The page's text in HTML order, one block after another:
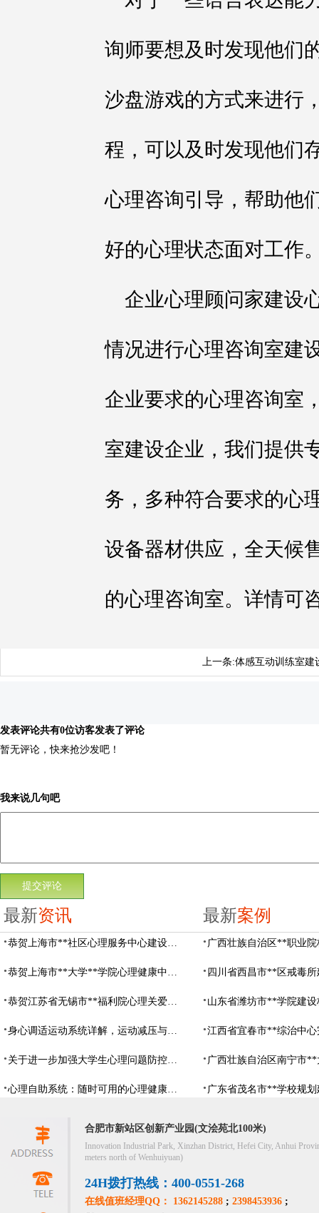
询师要想及时发现他们
沙盘游戏的方式来进行
程，可以及时发现他们
心理咨询引导，帮助他
好的心理状态面对工作
企业心理顾问家建设
情况进行心理咨询室建
企业要求的心理咨询室
室建设企业，我们提供
务，多种符合要求的心
设备器材供应，全天候
的心理咨询室。详情可
上一条:体感互动训练室建
发表评论共有0位访客发表了评论
暂无评论，快来抢沙发吧！
我来说几句吧
最新资讯
恭贺上海市**社区心理服务中心建设项目由阳光心健代理商中标
恭贺上海市**大学**学院心理健康中心建设项目由阳光心健代理商中标
恭贺江苏省无锡市**福利院心理关爱中心建设项目由阳光心健代理商中标
身心调适运动系统详解，运动减压与心理调适全指南
关于进一步加强大学生心理问题防控，防控大学生心理危机
心理自助系统：随时可用的心理健康自助服务平台
最新案例
合肥市新站区创新产业园(文浍苑北100米)
Innovation Industrial Park, Xinzhan District, Hefei City, Anhui
meters north of Wenhuiyuan)
24H拨打热线：400-0551-268
在线值班经理QQ： 1362145288 ; 2398453936 ;